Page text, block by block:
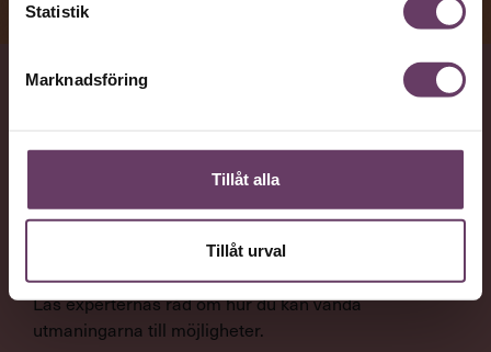
Statistik
Marknadsföring
Tillåt alla
Tillåt urval
hinder för produktiviteten, när det är dags att
återvända till jobbet efter semestern.
Läs experternas råd om hur du kan vända
utmaningarna till möjligheter.